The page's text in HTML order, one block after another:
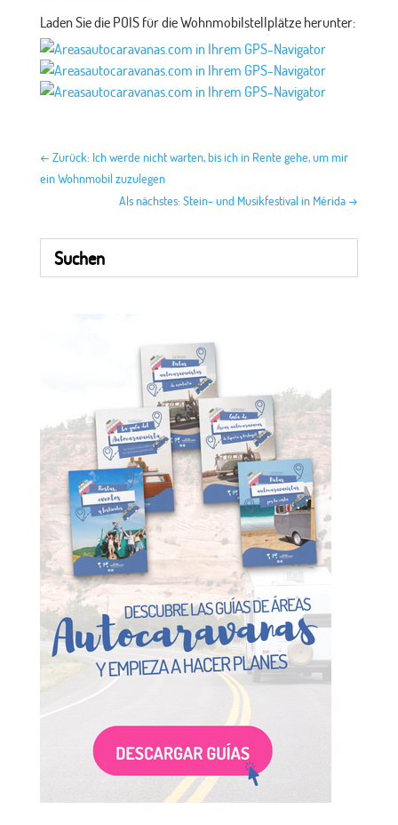
Laden Sie die POIS für die Wohnmobilstellplätze herunter:
← Zurück: Ich werde nicht warten, bis ich in Rente gehe, um mir
ein Wohnmobil zuzulegen
Als nächstes: Stein- und Musikfestival in Mérida →